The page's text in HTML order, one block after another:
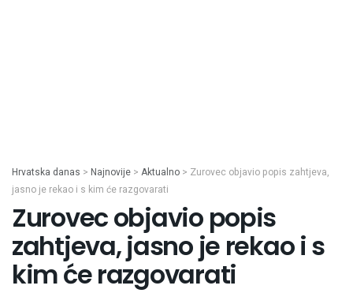
Hrvatska danas > Najnovije > Aktualno > Zurovec objavio popis zahtjeva,
jasno je rekao i s kim će razgovarati
Zurovec objavio popis
zahtjeva, jasno je rekao i s
kim će razgovarati